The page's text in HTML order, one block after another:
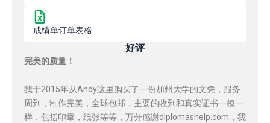
成绩单订单表格
好评
完美的质量！
我于2015年从Andy这里购买了一份加州大学的文凭，服务
周到，制作完美，全球包邮，主要的收到和真实证书一模一
样，包括印章，纸张等等，万分感谢diplomashelp.com，我